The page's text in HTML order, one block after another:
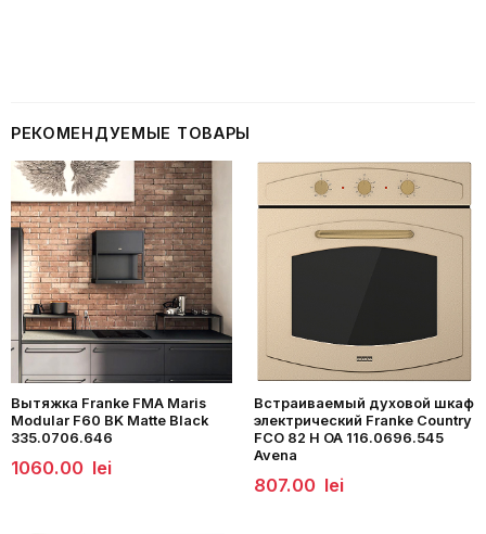
РЕКОМЕНДУЕМЫЕ ТОВАРЫ
Вытяжка Franke FMA Maris
Modular F60 BK Matte Black
335.0706.646
1060.00 lei
Встраиваемый духовой шкаф
электрический Franke Country
FCO 82 H OA 116.0696.545
Avena
807.00 lei